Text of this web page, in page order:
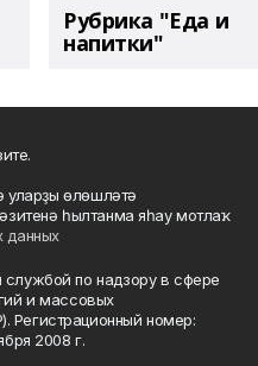
Рубрика "Еда и
напитки"
уларҙы өлөшләтә
һылтанма яһау мотлаҡ.
данных
по надзору в сфере
и массовых
номер:
2008 г.